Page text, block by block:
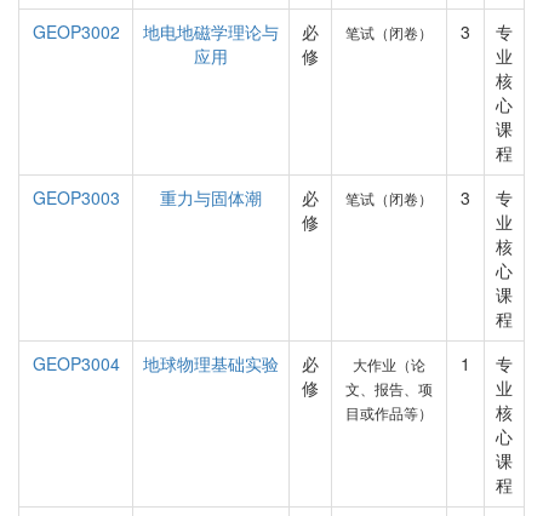
GEOP3002
地电地磁学理论与
应用
必
修
笔试（闭卷） 3
专
业
核
心
课
程
GEOP3003
重力与固体潮
必
修
笔试（闭卷） 3
专
业
核
心
课
程
GEOP3004
地球物理基础实验
必
修
大作业（论
文、报告、项
目或作品等）
1
专
业
核
心
课
程